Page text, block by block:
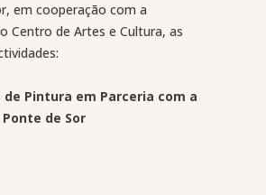
em cooperação com a
Centro de Artes e Cultura, as
de Pintura em Parceria com a
de Sor